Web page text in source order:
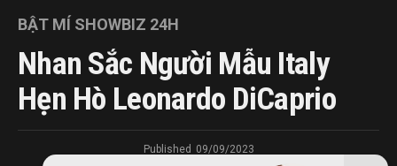
BẬT MÍ SHOWBIZ 24H
Nhan Sắc Người Mẫu Italy
Hẹn Hò Leonardo DiCaprio
Published 09/09/2023